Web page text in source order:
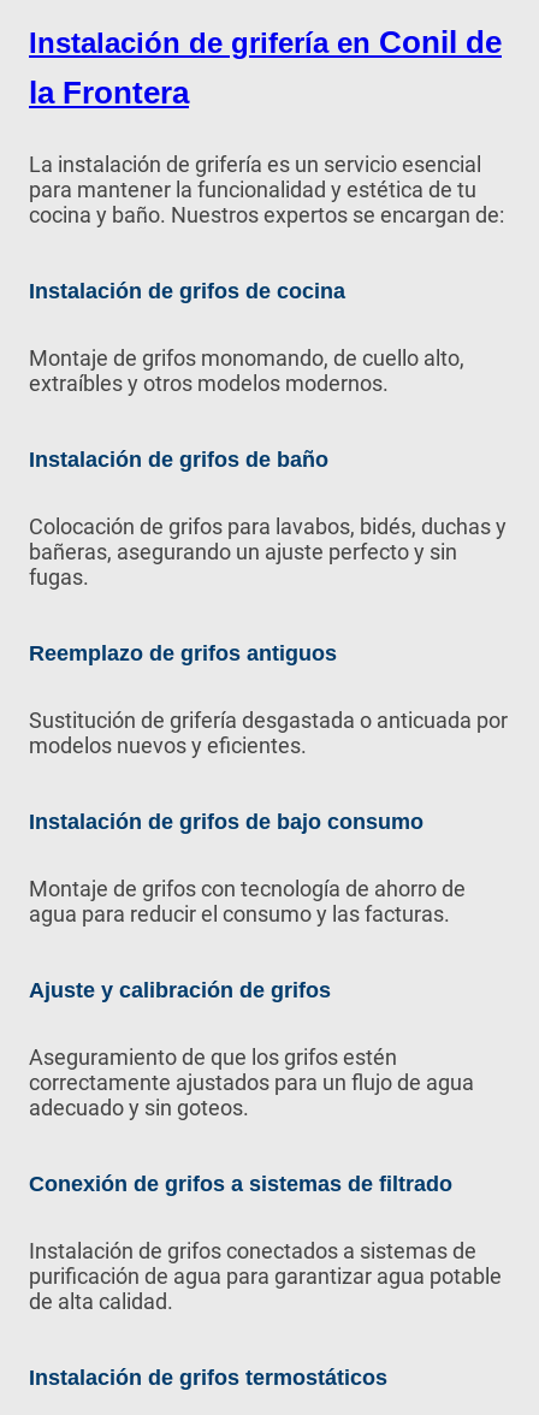
Instalación de grifería en Conil de
la Frontera
La instalación de grifería es un servicio esencial
para mantener la funcionalidad y estética de tu
cocina y baño. Nuestros expertos se encargan de:
Instalación de grifos de cocina
Montaje de grifos monomando, de cuello alto,
extraíbles y otros modelos modernos.
Instalación de grifos de baño
Colocación de grifos para lavabos, bidés, duchas y
bañeras, asegurando un ajuste perfecto y sin
fugas.
Reemplazo de grifos antiguos
Sustitución de grifería desgastada o anticuada por
modelos nuevos y eficientes.
Instalación de grifos de bajo consumo
Montaje de grifos con tecnología de ahorro de
agua para reducir el consumo y las facturas.
Ajuste y calibración de grifos
Aseguramiento de que los grifos estén
correctamente ajustados para un flujo de agua
adecuado y sin goteos.
Conexión de grifos a sistemas de filtrado
Instalación de grifos conectados a sistemas de
purificación de agua para garantizar agua potable
de alta calidad.
Instalación de grifos termostáticos